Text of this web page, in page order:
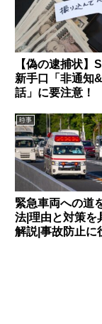
【偽の逮捕状】
新手口「非通知
話」に要注意！
時事
緊急車両への道
法|理由と対策を
解説|事故防止に